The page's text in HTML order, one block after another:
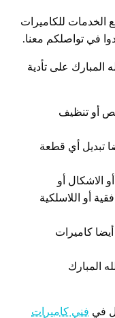
الخدمات للكاميرات
في تواصلكم معنا.
المبارك على تأدية
أو تنظيف
تبديل أي قطعة
الاشكال أو
أو اللاسلكية
كاميرات
المبارك
في فني كاميرات